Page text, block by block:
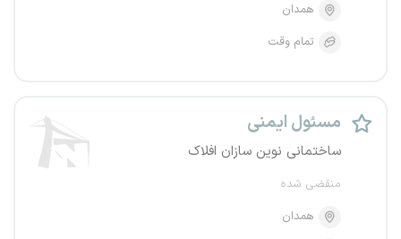
همدان
تمام وقت
مسئول ایمنی
ساختمانی نوین سازان افلاک
منقضی شده
همدان